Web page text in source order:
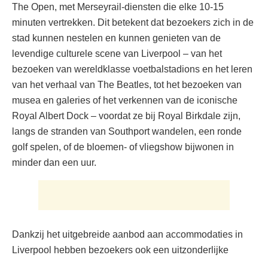
The Open, met Merseyrail-diensten die elke 10-15
minuten vertrekken. Dit betekent dat bezoekers zich in de
stad kunnen nestelen en kunnen genieten van de
levendige culturele scene van Liverpool – van het
bezoeken van wereldklasse voetbalstadions en het leren
van het verhaal van The Beatles, tot het bezoeken van
musea en galeries of het verkennen van de iconische
Royal Albert Dock – voordat ze bij Royal Birkdale zijn,
langs de stranden van Southport wandelen, een ronde
golf spelen, of de bloemen- of vliegshow bijwonen in
minder dan een uur.
Dankzij het uitgebreide aanbod aan accommodaties in
Liverpool hebben bezoekers ook een uitzonderlijke